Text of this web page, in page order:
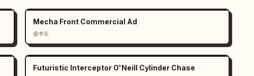
Mecha Front Commercial Ad
@李岳
Futuristic Interceptor O'Neill Cylinder Chase